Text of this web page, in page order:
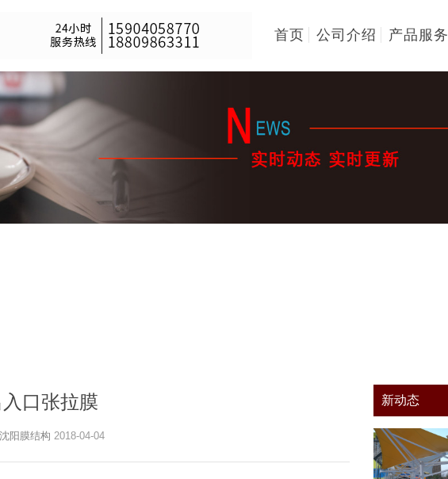
首页 公司介绍 产品服务
口张拉膜
沈阳膜结构 2018-04-04
新动态